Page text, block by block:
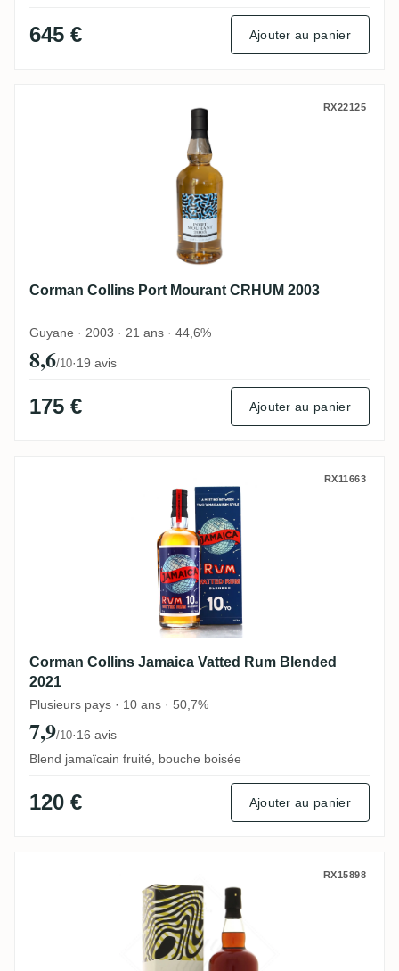
645 € Ajouter au panier
Corman Collins Port Mourant CRHUM
RX22125
Corman Collins Port Mourant CRHUM 2003
Guyane · 2003 · 21 ans · 44,6%
8,6/10·19 avis
175 € Ajouter au panier
Corman Collins Jamaica Vatted Rum
RX11663
Corman Collins Jamaica Vatted Rum Blended
2021
Plusieurs pays · 10 ans · 50,7%
7,9/10·16 avis
Blend jamaïcain fruité, bouche boisée
120 € Ajouter au panier
Corman Collins Diamond CRHUM No. 1
RX15898